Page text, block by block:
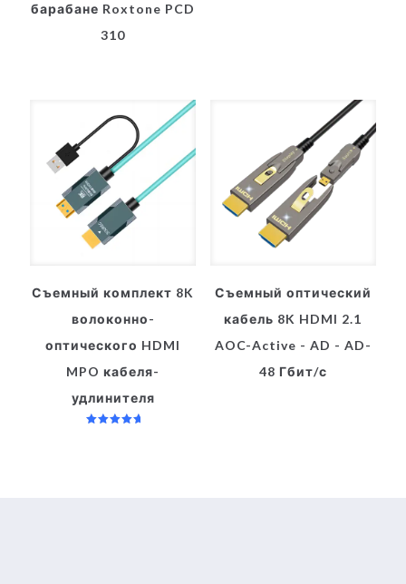
барабане Roxtone PCD
310
Съемный комплект 8K
волоконно-
оптического HDMI
MPO кабеля-
удлинителя
Съемный оптический
кабель 8K HDMI 2.1
AOC-Active - AD - AD-
48 Гбит/с